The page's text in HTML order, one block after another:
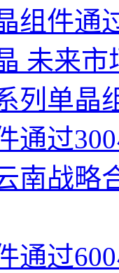
组件通
未来市
列单晶
通过
南战略
通过